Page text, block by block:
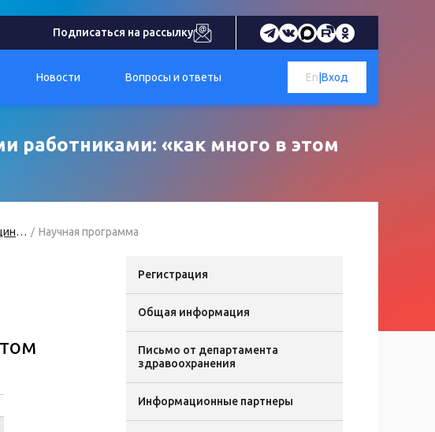
Подписаться на рассылку
Новости Вопросы и ответы Вход
En
работниками: «как много в этом
Амбулаторный прием. Патронаж медицинскими работниками: «как много в этом слове…» Научная программа
Регистрация
Общая информация
Письмо от департамента
здравоохранения
Информационные партнеры